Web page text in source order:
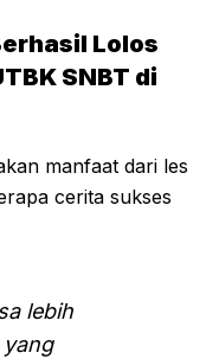
Lolos
SNBT di
manfaat dari les
cerita sukses
lebih